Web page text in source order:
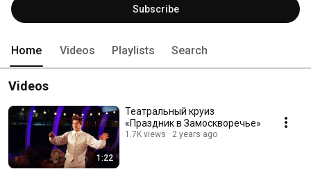
Москве-реке, позволяя за 1,5 или 2,5 часа увидеть главные
достопримечательности Москвы – Кремль, Новодевичий монастырь,
Subscribe
Home Videos Playlists Search
Videos
1:22
Театральный круиз
«Праздник в Замоскворечье»
1.7K views 2 years ago